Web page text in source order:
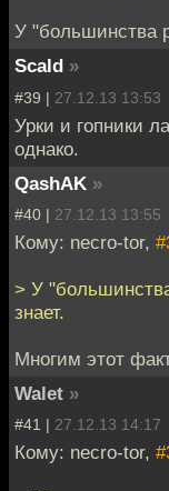
У "большинства
Scald »
#39 | 27.12.13 13:53
Урки и гопники
однако.
QashAK »
#40 | 27.12.13 13:55
Кому: necro-tor,
> У
знает.
Многим этот
Walet »
#41 | 27.12.13 14:17
Кому: necro-tor,